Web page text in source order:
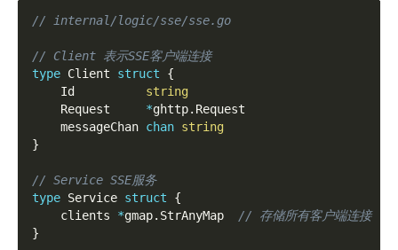
// internal/logic/sse/sse.go
// Client 表示SSE客户端连接
type Client struct
{
    Id
string
    Request
*ghttp. Request
    messageChan
chan string
}
// Service SSE服务
type Service struct
{
    clients
*gmap. StrAnyMap // 存储所有客户端连接
}